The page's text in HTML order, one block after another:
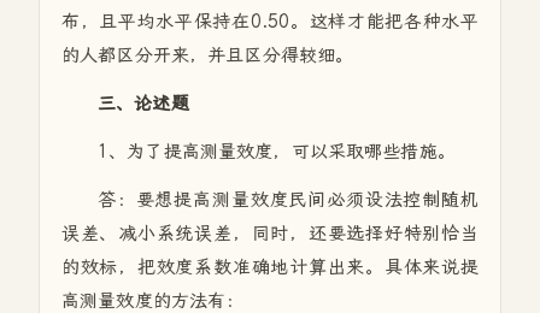
布，且平均水平保持在0.50。这样才能把各种水平
的人都区分开来，并且区分得较细。
三、论述题
1、为了提高测量效度，可以采取哪些措施。
答：要想提高测量效度民间必须设法控制随机
误差、减小系统误差，同时，还要选择好特别恰当
的效标，把效度系数准确地计算出来。具体来说提
高测量效度的方法有：